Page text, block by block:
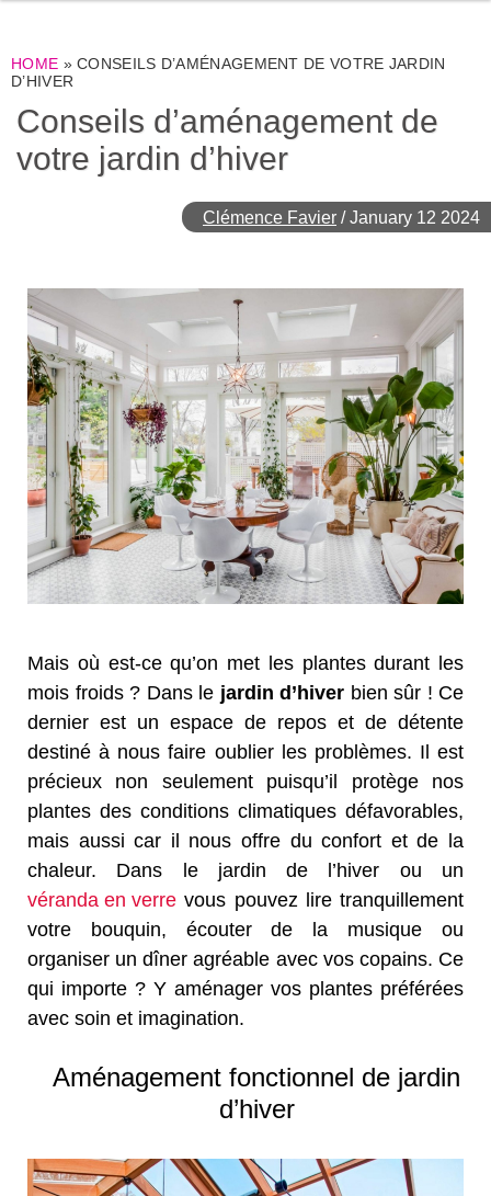
HOME »CONSEILS D’AMÉNAGEMENT DE VOTRE JARDIN
D’HIVER
Conseils d’aménagement de
votre jardin d’hiver
Clémence Favier /January 12 2024
Mais où est-ce qu’on met les plantes durant les
mois froids ? Dans le jardin d’hiver bien sûr ! Ce
dernier est un espace de repos et de détente
destiné à nous faire oublier les problèmes. Il est
précieux non seulement puisqu’il protège nos
plantes des conditions climatiques défavorables,
mais aussi car il nous offre du confort et de la
chaleur. Dans le jardin de l’hiver ou un
véranda en verre vous pouvez lire tranquillement
votre bouquin, écouter de la musique ou
organiser un dîner agréable avec vos copains. Ce
qui importe ? Y aménager vos plantes préférées
avec soin et imagination.
Aménagement fonctionnel de jardin
d’hiver